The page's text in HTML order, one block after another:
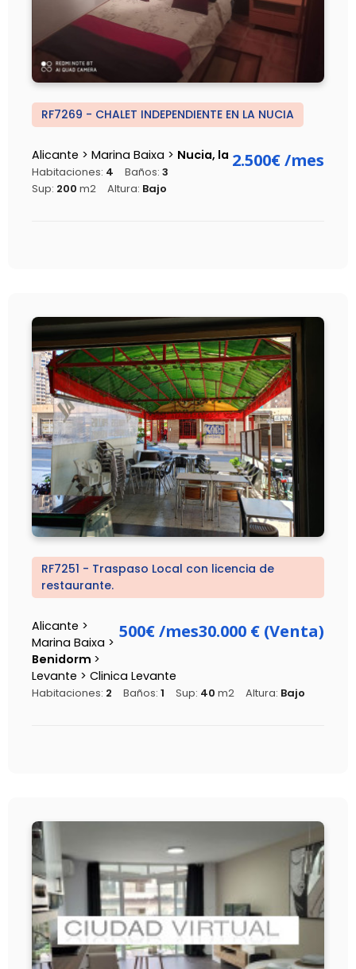
RF7269 - CHALET INDEPENDIENTE EN LA NUCIA
2.500€/mes
Alicante > Marina Baixa > Nucia, la
Habitaciones: 4 Baños: 3
Sup: 200 m2 Altura: Bajo
RF7251 - Traspaso Local con licencia de
restaurante.
500€/mes30.000 € (Venta)
Alicante >
Marina Baixa >
Benidorm >
Levante > Clinica Levante
Habitaciones: 2 Baños: 1 Sup: 40 m2 Altura: Bajo